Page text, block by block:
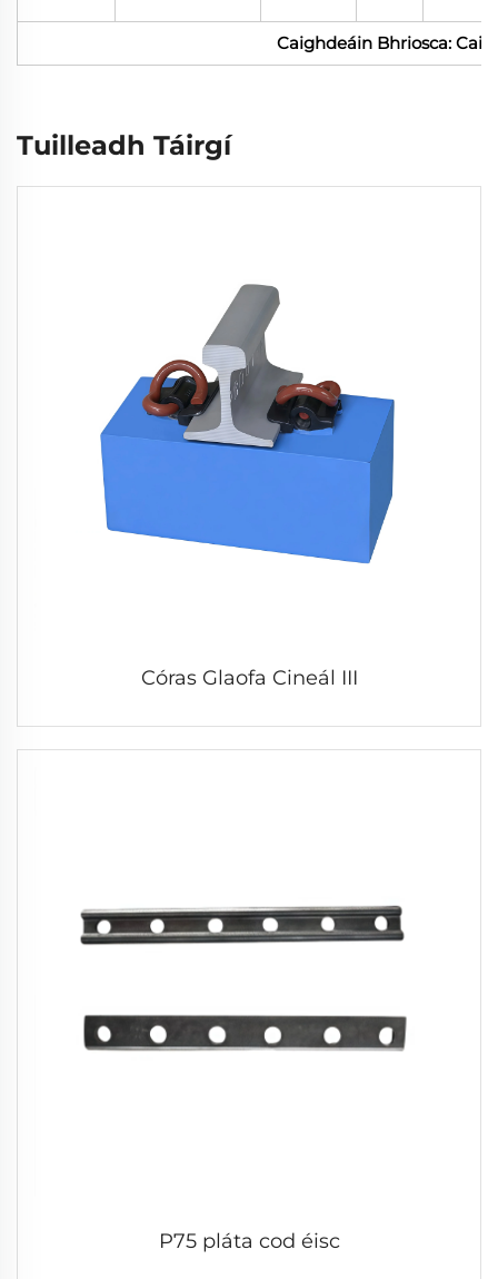
Caighdeáin Bhriosca:
Tuilleadh Táirgí
Córas Glaofa Cineál III
P75 pláta cod éisc